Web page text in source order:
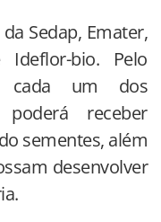
Sedap, Emater,
Ideflor-bio. Pelo
cada um dos
poderá receber
sementes, além
desenvolver